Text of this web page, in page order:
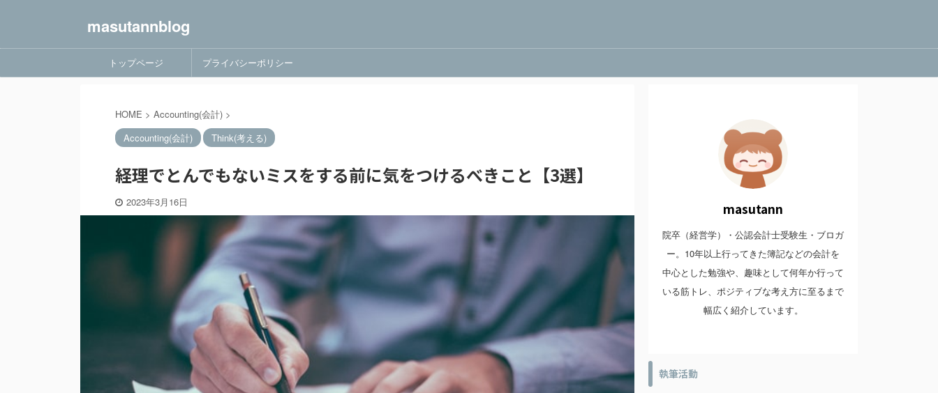
masutannblog
トップページ プライバシーポリシー
HOME > Accounting(会計) >
Accounting(会計)
Think(考える)
経理でとんでもないミスをする前に気をつけるべきこと【3選】
2023年3月16日 masutann
院卒（経営学）・公認会計士受験生・ブロガ
ー。10年以上行ってきた簿記などの会計を
中心とした勉強や、趣味として何年か行って
いる筋トレ、ポジティブな考え方に至るまで
幅広く紹介しています。
執筆活動